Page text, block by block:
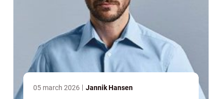
05 march 2026 Jannik Hansen